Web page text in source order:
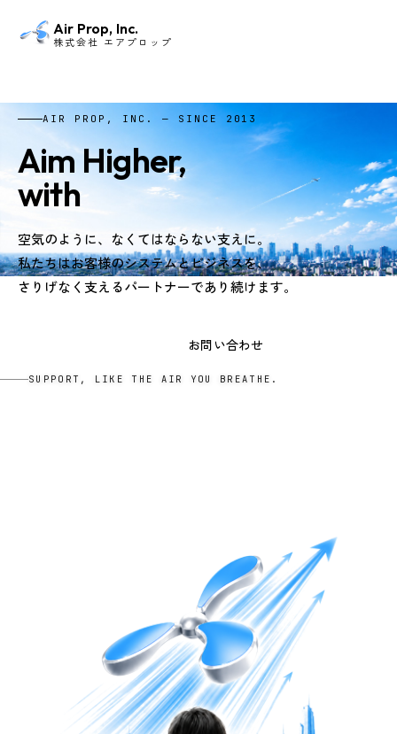
Air Prop, Inc.
株式会社 エアプロップ
AIR PROP, INC. — SINCE 2013
Aim Higher,
withAir Prop.
空気のように、なくてはならない支えに。
私たちはお客様のシステムとビジネスを、
さりげなく支えるパートナーであり続けます。
お問い合わせ
SUPPORT, LIKE THE AIR YOU BREATHE.